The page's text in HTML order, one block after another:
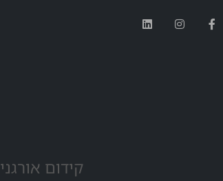
קידום אורגני